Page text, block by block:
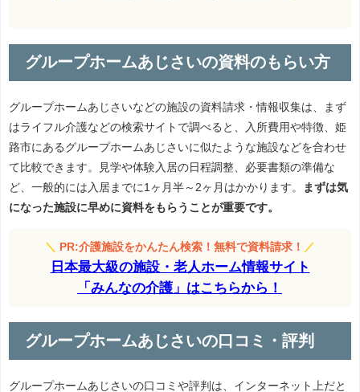
グループホームあじさいの資料のもらい方
グループホームあじさいなどの施設の資料請求・情報収集は、まず
はライフル介護などの検索サイトで調べると、入所費用や特徴、姫
路市にあるグループホームあじさいに似たような施設などを合わせ
て比較できます。見学や体験入居の日程調整、必要書類の準備な
ど、一般的には入居までに1ヶ月半～2ヶ月はかかります。
まずは気
になった施設に早めに資料をもらうことが重要です。
＼ PR:介護施設をかんたん検索！無料で資料請求！ ／
日本最大級の施設・老人ホーム情報サイト
「みんなの介護」はこちらから！
グループホームあじさいの口コミ・評判
グループホームあじさいの口コミや評判は、インターネット上だと